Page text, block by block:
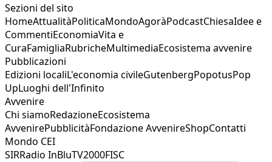
Sezioni del sito
HomeAttualitàPoliticaMondoAgoràPodcastChiesaIdee e
CommentiEconomiaVita e
CuraFamigliaRubricheMultimediaEcosistema avvenire
Pubblicazioni
Edizioni localiL'economia civileGutenbergPopotusPop
UpLuoghi dell'Infinito
Avvenire
Chi siamoRedazioneEcosistema
AvvenirePubblicitàFondazione AvvenireShopContatti
Mondo CEI
SIRRadio InBluTV2000FISC